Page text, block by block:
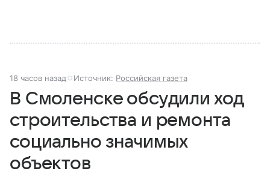
18 часов назад Источник: Российская газета
В Смоленске обсудили ход
строительства и ремонта
социально значимых
объектов